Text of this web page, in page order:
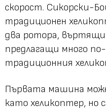
скорост. Сикорски-
традиционен
два ротора, въртящи
предлагащи много
традиционния
Първата машина
като хеликоптер, но